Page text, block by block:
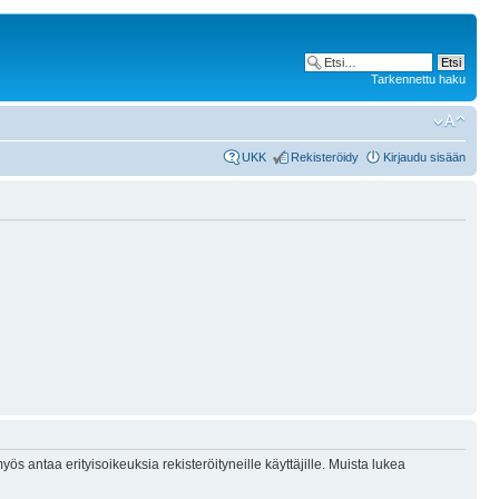
Tarkennettu haku
UKK Rekisteröidy Kirjaudu sisään
antaa erityisoikeuksia rekisteröityneille käyttäjille. Muista lukea